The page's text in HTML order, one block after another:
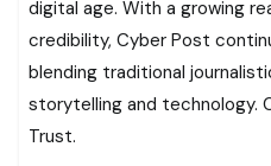
digital age. With a growing
credibility, Cyber Post
blending traditional
storytelling and technology.
Trust.